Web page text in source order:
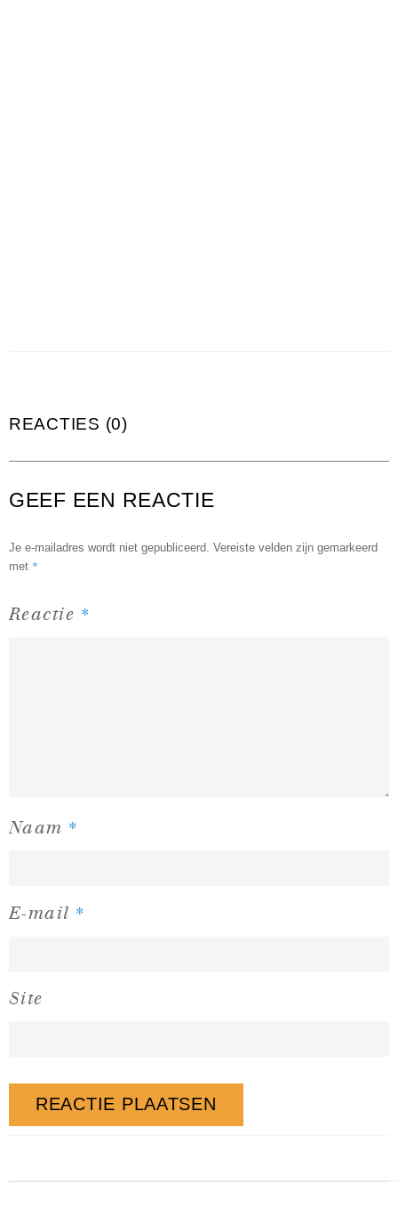
REACTIES (0)
GEEF EEN REACTIE
Je e-mailadres wordt niet gepubliceerd. Vereiste velden zijn gemarkeerd
met *
Reactie *
Naam *
E-mail *
Site